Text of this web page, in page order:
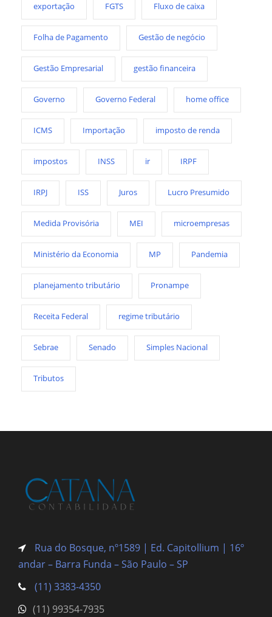
exportação FGTS Fluxo de caixa
Folha de Pagamento Gestão de negócio
Gestão Empresarial gestão financeira
Governo Governo Federal home office
ICMS Importação imposto de renda
impostos INSS ir IRPF
IRPJ ISS Juros Lucro Presumido
Medida Provisória MEI microempresas
Ministério da Economia MP Pandemia
planejamento tributário Pronampe
Receita Federal regime tributário
Sebrae Senado Simples Nacional
Tributos
Rua do Bosque, nº1589 | Ed. Capitollium | 16º
andar – Barra Funda – São Paulo – SP
(11) 3383-4350
(11) 99354-7935